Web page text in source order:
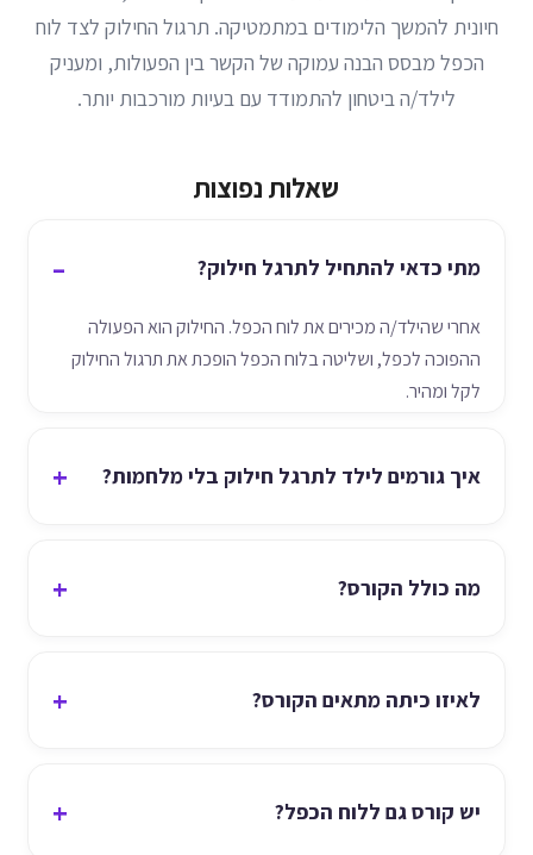
חיונית להמשך הלימודים במתמטיקה. תרגול החילוק לצד לוח
הכפל מבסס הבנה עמוקה של הקשר בין הפעולות, ומעניק
לילד/ה ביטחון להתמודד עם בעיות מורכבות יותר.
שאלות נפוצות
מתי כדאי להתחיל לתרגל חילוק?
אחרי שהילד/ה מכירים את לוח הכפל. החילוק הוא הפעולה
ההפוכה לכפל, ושליטה בלוח הכפל הופכת את תרגול החילוק
לקל ומהיר.
איך גורמים לילד לתרגל חילוק בלי מלחמות?
מה כולל הקורס?
לאיזו כיתה מתאים הקורס?
יש קורס גם ללוח הכפל?